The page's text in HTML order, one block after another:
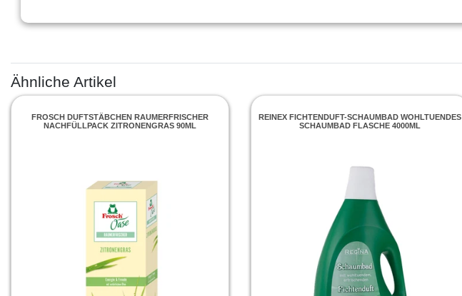
Ähnliche Artikel
FROSCH DUFTSTÄBCHEN RAUMERFRISCHER
NACHFÜLLPACK ZITRONENGRAS 90ML
REINEX FICHTENDUFT-SCHAUMBAD WOHLTUENDES
SCHAUMBAD FLASCHE 4000ML